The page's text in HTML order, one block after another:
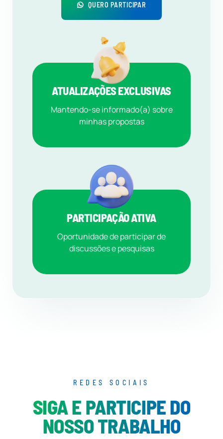
QUERO PARTICIPAR
ATUALIZAÇÕES EXCLUSIVAS
Mantendo-se informado(a) sobre
minhas propostas
PARTICIPAÇÃO ATIVA
Oportunidade de participar de
discussões e pesquisas
REDES SOCIAIS
SIGA E PARTICIPE DO
NOSSO TRABALHO